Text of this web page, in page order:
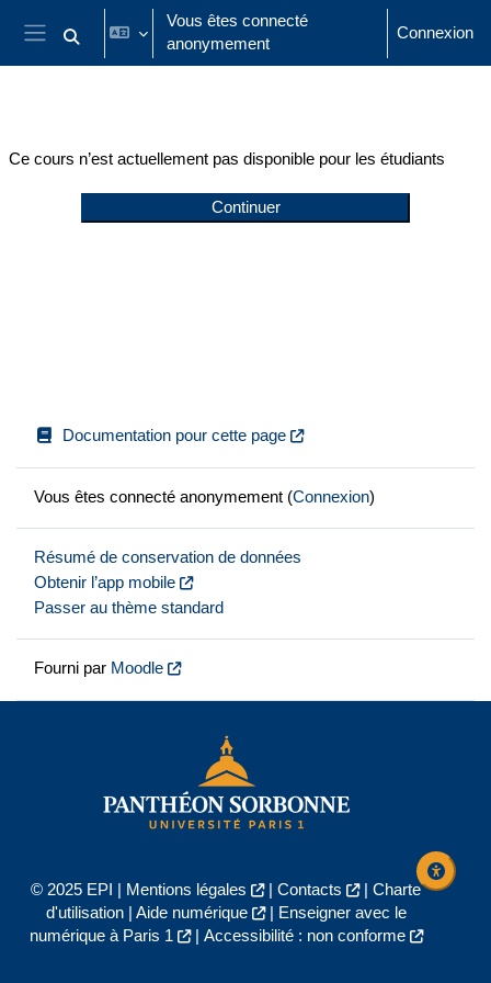
Passer au contenu principal
Panneau latéral
Activer/désactiver la saisie de recherche
Vous êtes connecté
anonymement
Connexion
Ce cours n’est actuellement pas disponible pour les étudiants
Continuer
Documentation pour cette page
Vous êtes connecté anonymement (Connexion)
Résumé de conservation de données
Obtenir l’app mobile
Passer au thème standard
Fourni par Moodle
© 2025 EPI | Mentions légales | Contacts | Charte
d'utilisation| Aide numérique |
Enseigner avec le
numérique à Paris 1
| Accessibilité : non conforme